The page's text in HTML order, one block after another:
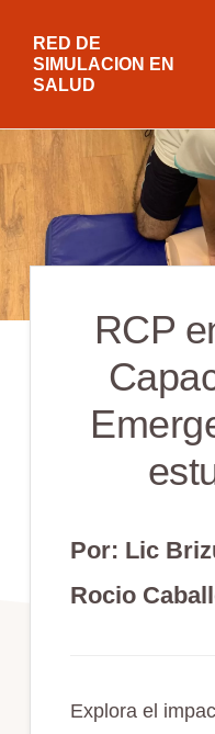
contenido
principal
RED DE
SIMULACION EN
SALUD
RCP
Por: Lic
Rocio
Explora el